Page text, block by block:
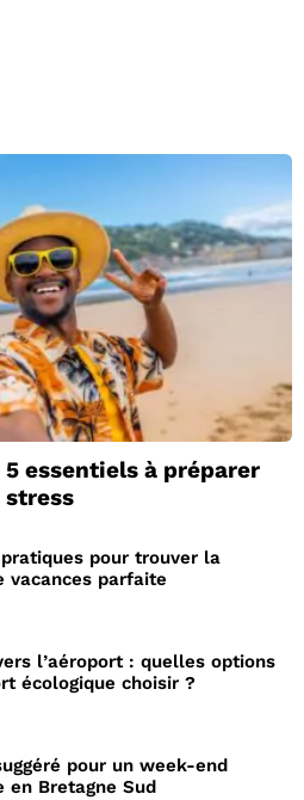
essentiels à préparer
stress
pour trouver la
vacances parfaite
l’aéroport : quelles options
écologique choisir ?
pour un week-end
en Bretagne Sud